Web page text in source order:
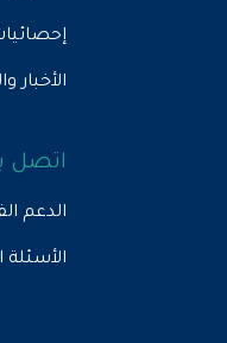
إحصائيات
الأخبار
اتصل بنا
الدعم
الأسئلة